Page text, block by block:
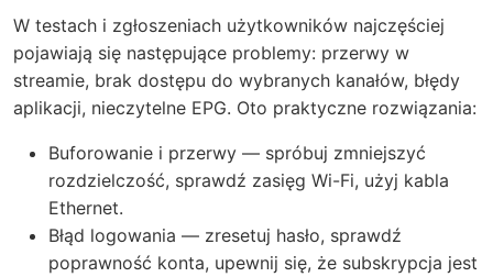
W testach i zgłoszeniach użytkowników najczęściej
pojawiają się następujące problemy: przerwy w
streamie, brak dostępu do wybranych kanałów, błędy
aplikacji, nieczytelne EPG. Oto praktyczne rozwiązania:
Buforowanie i przerwy — spróbuj zmniejszyć
rozdzielczość, sprawdź zasięg Wi-Fi, użyj kabla
Ethernet.
Błąd logowania — zresetuj hasło, sprawdź
poprawność konta, upewnij się, że subskrypcja jest